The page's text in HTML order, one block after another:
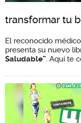
transformar tu
El reconocido
presenta su nuevo
Saludable”. Aquí te